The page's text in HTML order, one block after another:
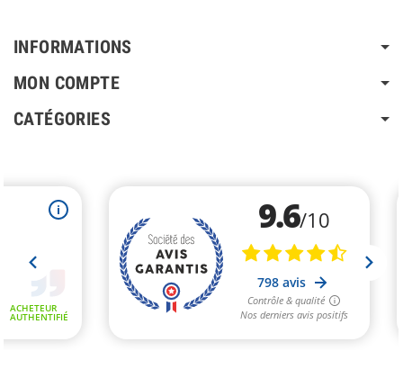
INFORMATIONS
MON COMPTE
CATÉGORIES